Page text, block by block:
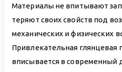
Материалы не впитывают
теряют своих свойств под
механических и физических
Привлекательная глянцевая
вписывается в современный